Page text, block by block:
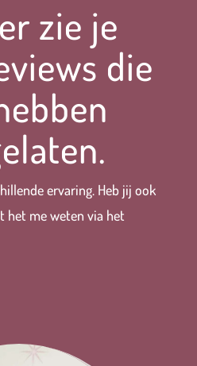
zie je
die
ervaring. Heb jij ook
het me weten via het